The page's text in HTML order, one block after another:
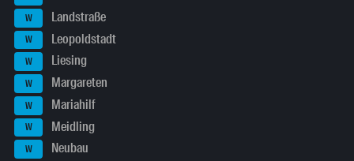
W Landstraße
W Leopoldstadt
W Liesing
W Margareten
W Mariahilf
W Meidling
W Neubau